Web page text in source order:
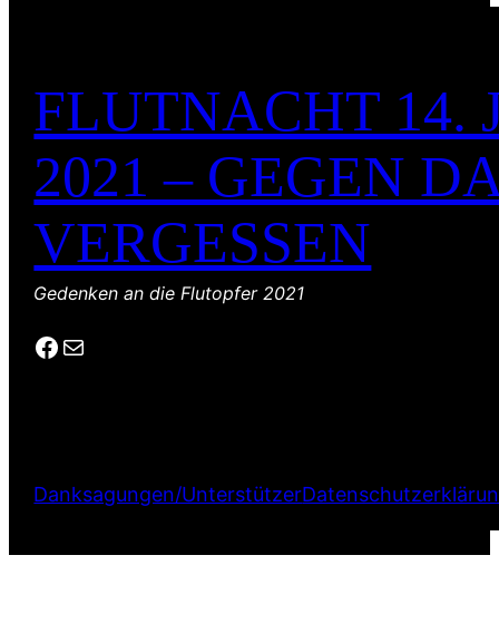
FLUTNACHT 14.
2021 – GEGEN
VERGESSEN
Gedenken an die Flutopfer 2021
Facebook
E-Mail
Danksagungen/Unterstützer